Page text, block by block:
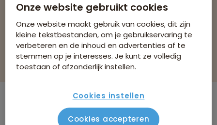
Filteren & sorteren
reizen die voldoen aan jouw
Onze website gebruikt cookies
Onze website maakt gebruik van cookies, dit zijn
kleine tekstbestanden, om je gebruikservaring te
verbeteren en de inhoud en advertenties af te
stemmen op je interesses. Je kunt ze volledig
toestaan of afzonderlijk instellen.
Cookies instellen
Cookies accepteren